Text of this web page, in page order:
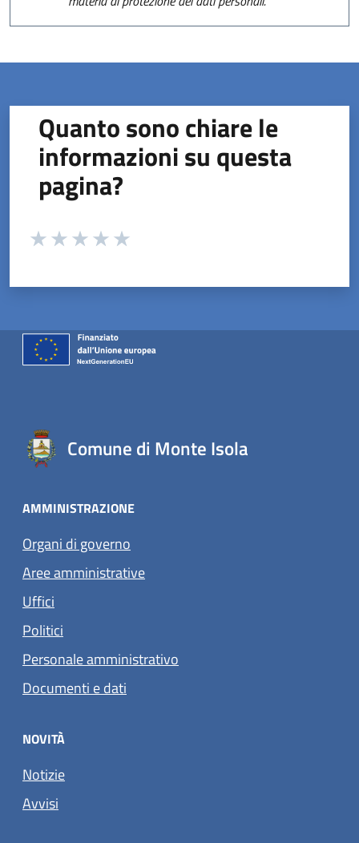
Quanto sono chiare le
informazioni su questa
pagina?
Valuta da 1 a 5 stelle la pagina
Comune di Monte Isola
AMMINISTRAZIONE
Organi di governo
Aree amministrative
Uffici
Politici
Personale amministrativo
Documenti e dati
NOVITÀ
Notizie
Avvisi